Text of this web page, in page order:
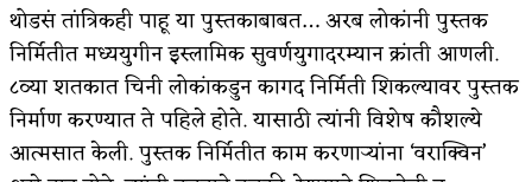
थोडसं तांत्रिकही पाहू या पुस्तकाबाबत… अरब लोकांनी पुस्तक
निर्मितीत मध्ययुगीन इस्लामिक सुवर्णयुगादरम्यान क्रांती आणली.
८व्या शतकात चिनी लोकांकडुन कागद निर्मिती शिकल्यावर पुस्तक
निर्माण करण्यात ते पहिले होते. यासाठी त्यांनी विशेष कौशल्ये
आत्मसात केली. पुस्तक निर्मितीत काम करणाऱ्यांना ‘वराक्विन’